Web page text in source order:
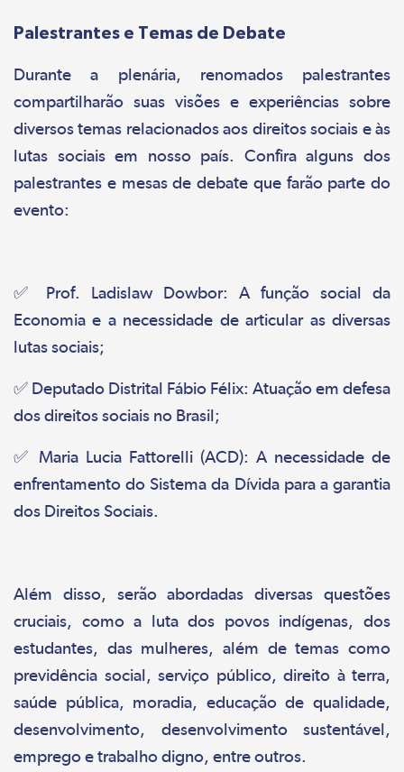
Palestrantes e Temas de Debate
Durante a plenária, renomados palestrantes
compartilharão suas visões e experiências sobre
diversos temas relacionados aos direitos sociais e às
lutas sociais em nosso país. Confira alguns dos
palestrantes e mesas de debate que farão parte do
evento:
✅ Prof. Ladislaw Dowbor: A função social da
Economia e a necessidade de articular as diversas
lutas sociais;
✅ Deputado Distrital Fábio Félix: Atuação em defesa
dos direitos sociais no Brasil;
✅ Maria Lucia Fattorelli (ACD): A necessidade de
enfrentamento do Sistema da Dívida para a garantia
dos Direitos Sociais.
Além disso, serão abordadas diversas questões
cruciais, como a luta dos povos indígenas, dos
estudantes, das mulheres, além de temas como
previdência social, serviço público, direito à terra,
saúde pública, moradia, educação de qualidade,
desenvolvimento, desenvolvimento sustentável,
emprego e trabalho digno, entre outros.